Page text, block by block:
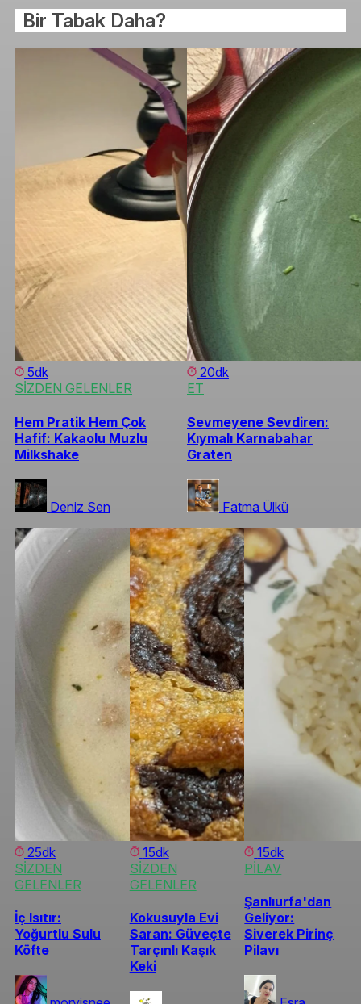
Bir Tabak Daha?
5dk
SİZDEN GELENLER
Hem Pratik Hem Çok
Hafif: Kakaolu Muzlu
Milkshake
Deniz Sen
20dk
ET
Sevmeyene Sevdiren:
Kıymalı Karnabahar
Graten
Fatma Ülkü
25dk
SİZDEN
GELENLER
İç Isıtır:
Yoğurtlu Sulu
Köfte
15dk
SİZDEN
GELENLER
Kokusuyla Evi
Saran: Güveçte
Tarçınlı Kaşık
Keki
15dk
PİLAV
Şanlıurfa'dan
Geliyor:
Siverek Pirinç
Pilavı